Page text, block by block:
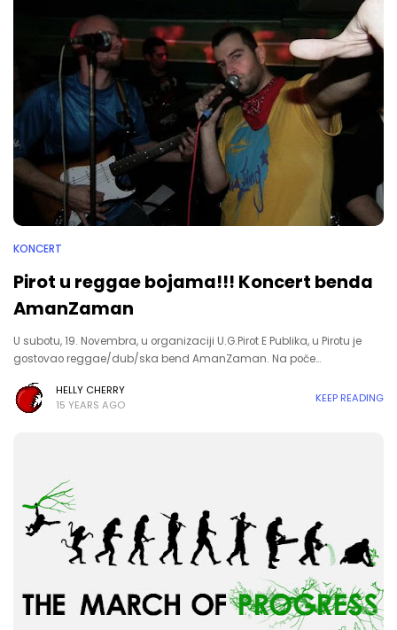
KONCERT
Pirot u reggae bojama!!! Koncert benda
AmanZaman
U subotu, 19. Novembra, u organizaciji U.G.Pirot E Publika, u Pirotu je
gostovao reggae/dub/ska bend AmanZaman. Na poče…
HELLY CHERRY
15 YEARS AGO
KEEP READING